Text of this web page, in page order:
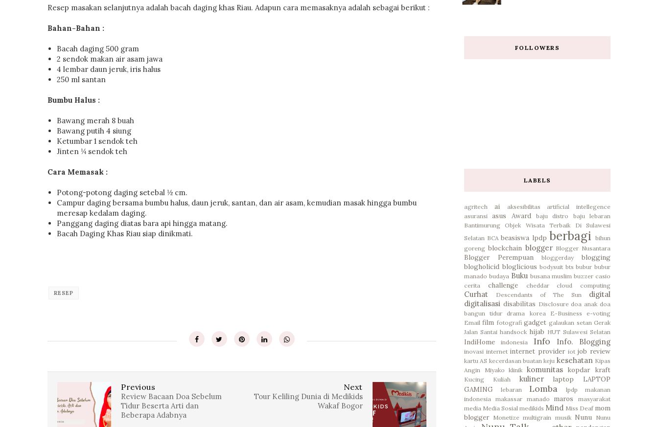
Resep masakan selanjutnya adalah bacah daging khas Riau. Adapun cara memasaknya adalah sebagai berikut :
Bahan-Bahan :
Bacah daging 500 gram
2 sendok makan air asam jawa
4 lembar daun jeruk, iris halus
250 ml santan
Bumbu Halus :
Bawang merah 8 buah
Bawang putih 4 siung
Ketumbar 1 sendok teh
Jinten ¼ sendok teh
Cara Memasak :
Potong-potong daging setebal ½ cm.
Campur daging bersama bumbu halus, daun jeruk, santan, dan air asam, kemudian masak hingga bumbu
meresap kedalam daging.
Panggang daging diatas bara api hingga matang.
Bacah Daging Khas Riau siap dinikmati.
RESEP
Next
Tour Keliling Dunia di Medikids
Wakaf Bogor
Previous
Review Bacaan Doa Sebelum
Tidur Beserta Arti dan
Beberapa Adabnya
FOLLOWERS
LABELS
agritech ai aksesibilitas
artificial intellegence
asuransi
asus Award baju distro
baju lebaran
Bantimurung Objek Wisata Terbaik Di Sulawesi
Selatan BCA beasiswa lpdp berbagi
bihun
goreng blockchain blogger Blogger Nusantara
Blogger Perempuan bloggerday
blogging
blogholicid bloglicious bodysuit bts bubur bubur
manado budaya Buku busana muslim buzzer casio
cerita
challenge cheddar cloud computing
Curhat Descendants of The Sun
digital
digitalisasi disabilitas Disclosure doa anak doa
bangun tidur
drama korea E-Business
e-voting
Email film fotografi gadget galaukan setan Gerak
Jalan Santai handsock hijab HUT Sulawesi Selatan
IndiHome indonesia Info Info. Blogging
inovasi internet internet provider iot job review
kartu AS kecerdasan buatan keju kesehatan Kipas
Angin Miyako
klinik komunitas kopdar kraft
Kucing Kuliah kuliner laptop
LAPTOP
GAMING
lebaran Lomba lpdp
makanan
indonesia
makassar manado maros
masyarakat
media Media Sosial medikids Mind Miss Deaf mom
blogger Monetize multigrain musik Nunu
Nunu